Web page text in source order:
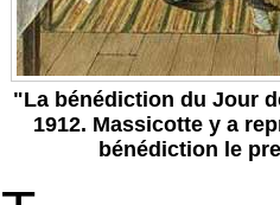
"La bénédiction du Jour
1912. Massicotte y a
bénédiction le